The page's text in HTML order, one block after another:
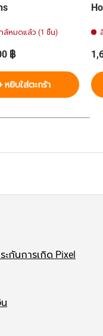
ล้หมดแล้ว (1 ชิ้น)
ติ ฿
หยิบใส่ตะกร้า
ร
ะกันการเกิด Pixel